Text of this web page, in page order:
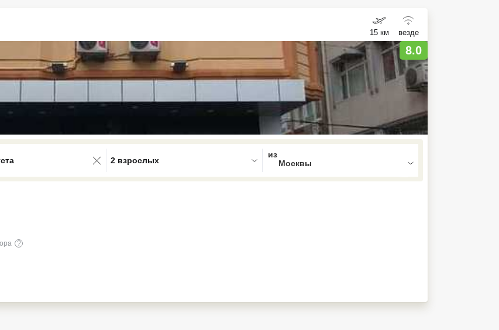
15 км везде
8.0
0 results available. Select is focused , press Down to open the menu,
2 взрослых
?